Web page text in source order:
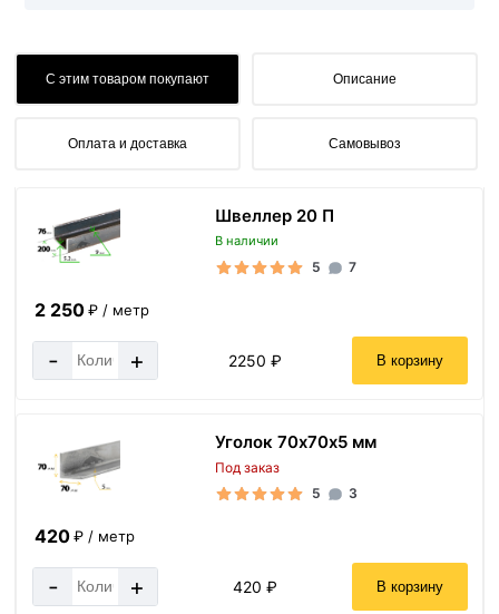
С этим товаром покупают Описание
Оплата и доставка Самовывоз
Швеллер 20 П
В наличии
5 7
2 250₽ / метр
- + 2250 ₽ В корзину
Уголок 70х70х5 мм
Под заказ
5
3
420₽ / метр
- + 420 ₽ В корзину